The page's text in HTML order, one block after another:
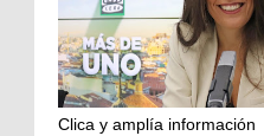
Clica y amplía información